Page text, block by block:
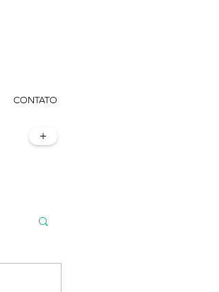
+
CONTATO